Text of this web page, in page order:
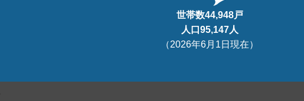
世帯数44,948戸
人口95,147人
（2026年6月1日現在）